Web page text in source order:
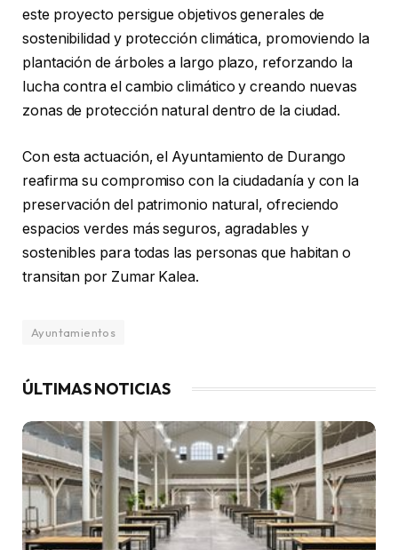
este proyecto persigue objetivos generales de
sostenibilidad y protección climática, promoviendo la
plantación de árboles a largo plazo, reforzando la
lucha contra el cambio climático y creando nuevas
zonas de protección natural dentro de la ciudad.
Con esta actuación, el Ayuntamiento de Durango
reafirma su compromiso con la ciudadanía y con la
preservación del patrimonio natural, ofreciendo
espacios verdes más seguros, agradables y
sostenibles para todas las personas que habitan o
transitan por Zumar Kalea.
Ayuntamientos
ÚLTIMAS NOTICIAS